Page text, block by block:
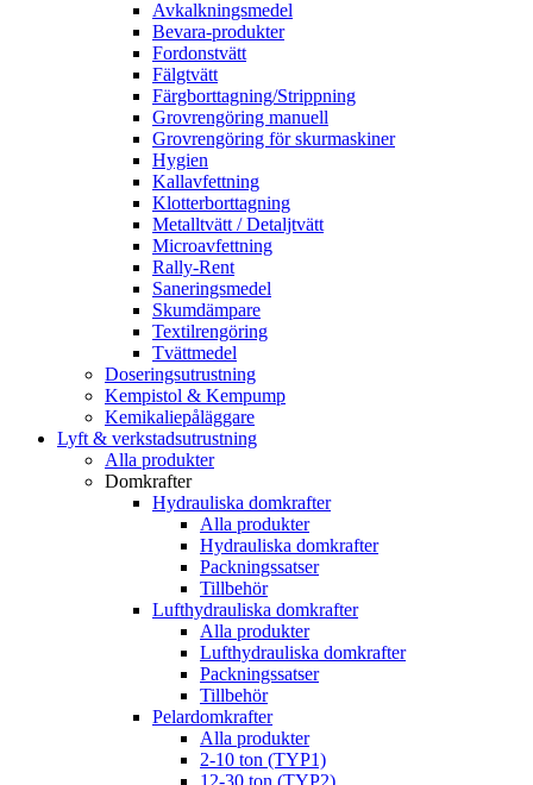
Avkalkningsmedel
Bevara-produkter
Fordonstvätt
Fälgtvätt
Färgborttagning/Strippning
Grovrengöring manuell
Grovrengöring för skurmaskiner
Hygien
Kallavfettning
Klotterborttagning
Metalltvätt / Detaljtvätt
Microavfettning
Rally-Rent
Saneringsmedel
Skumdämpare
Textilrengöring
Tvättmedel
Doseringsutrustning
Kempistol & Kempump
Kemikaliepåläggare
Lyft & verkstadsutrustning
Alla produkter
Domkrafter
Hydrauliska domkrafter
Alla produkter
Hydrauliska domkrafter
Packningssatser
Tillbehör
Lufthydrauliska domkrafter
Alla produkter
Lufthydrauliska domkrafter
Packningssatser
Tillbehör
Pelardomkrafter
Alla produkter
2-10 ton (TYP1)
12-30 ton (TYP2)